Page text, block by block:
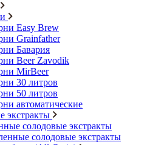
Easy Brew
Grainfather
Бавария
Beer Zavodik
MirBeer
30 литров
50 литров
автоматические
экстракты
солодовые экстракты
солодовые экстракты